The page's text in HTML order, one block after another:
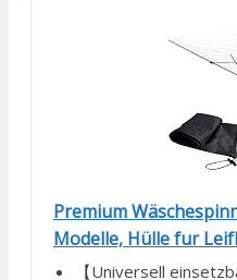
Premium
Modelle, Hülle fur
【Universell